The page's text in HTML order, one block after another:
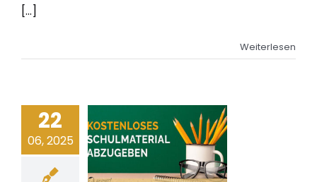
[...]
Weiterlesen
22
06, 2025